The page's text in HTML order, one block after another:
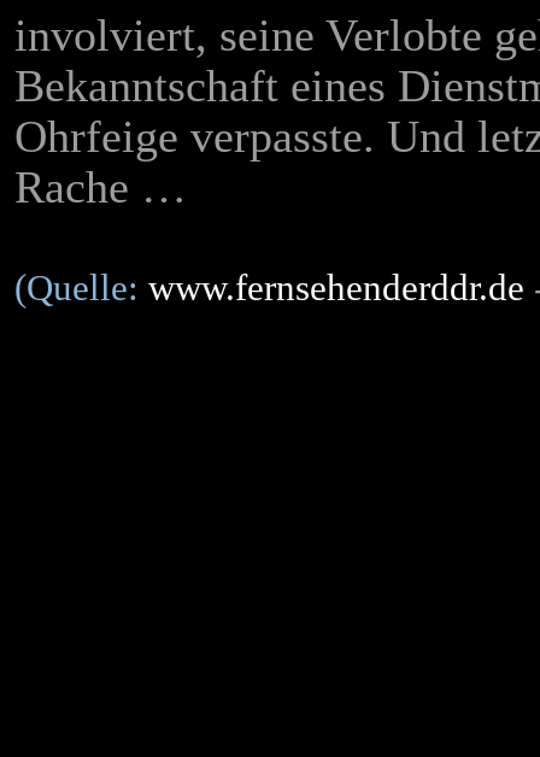
involviert, seine Verlobte
Bekanntschaft eines
Ohrfeige verpasste. Und
Rache …
(Quelle: www.fernsehenderddr.de